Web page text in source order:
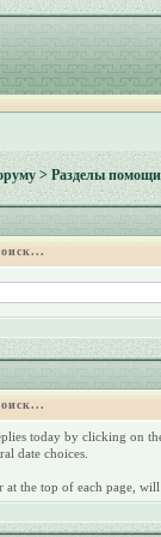
> Разделы помощи
today by clicking on
date choices.
at the top of each page,